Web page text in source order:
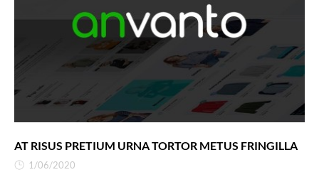
AT RISUS PRETIUM URNA TORTOR METUS FRINGILLA
1/06/2020